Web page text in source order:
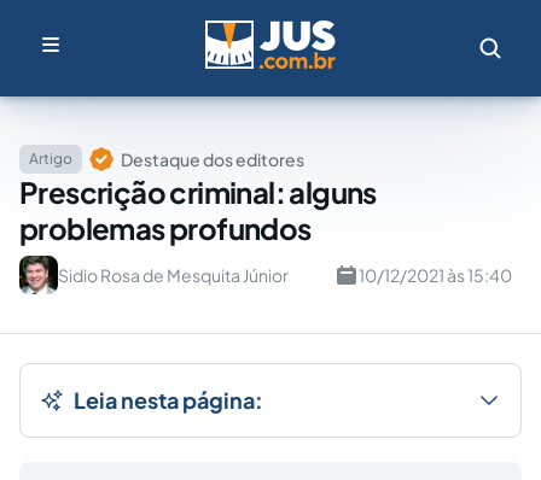
Artigo Destaque dos editores
Prescrição criminal: alguns
problemas profundos
Sidio Rosa de Mesquita Júnior 10/12/2021 às 15:40
Leia nesta página: